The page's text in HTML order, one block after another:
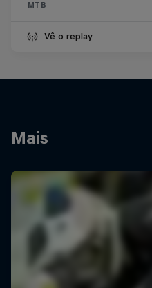
MTB
Vê o replay
Mais